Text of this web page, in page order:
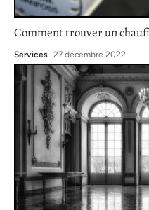
Comment trouver un
Services 27 décembre 2022